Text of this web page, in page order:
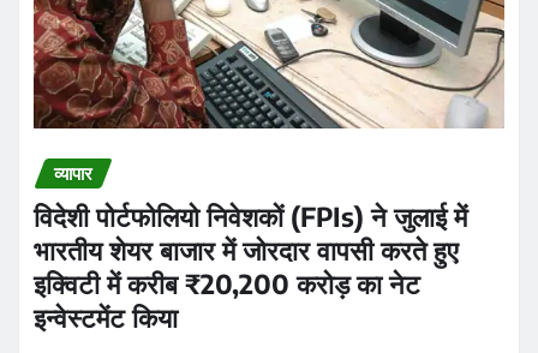
व्यापार
विदेशी पोर्टफोलियो निवेशकों (FPIs) ने जुलाई में
भारतीय शेयर बाजार में जोरदार वापसी करते हुए
इक्विटी में करीब ₹20,200 करोड़ का नेट
इन्वेस्टमेंट किया